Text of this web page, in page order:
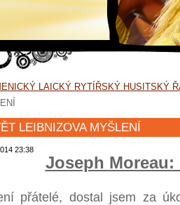
LAICKÝ RYTÍŘSKÝ HUSITSKÝ
LEIBNIZOVA MYŠLENÍ
23:38
Joseph
přátelé, dostal jsem za